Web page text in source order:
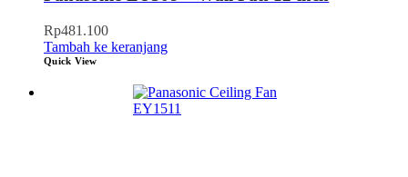
Rp481.100
Tambah ke keranjang
Quick View